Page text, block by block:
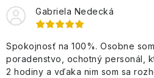
Gabriela Nedecká
Spokojnosť na 100%. Osobne
poradenstvo, ochotný personál,
2 hodiny a vďaka nim som sa